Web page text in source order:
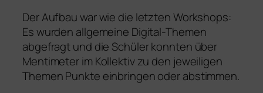
Der Aufbau war wie die letzten Workshops:
Es wurden allgemeine Digital-Themen
abgefragt und die Schüler konnten über
Mentimeter im Kollektiv zu den jeweiligen
Themen Punkte einbringen oder abstimmen.